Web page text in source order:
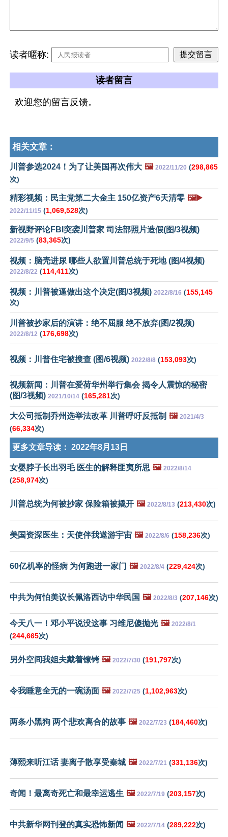
读者暱称:
读者留言
欢迎您的留言反馈。
相关文章：
川普参选2024！为了让美国再次伟大 🖼️ 2022/11/20 (298,865
次)
精彩视频：民主党第二大金主 150亿资产6天清零 🖼️▶️
2022/11/15 (1,069,528次)
新视野评论FBI突袭川普家 司法部照片造假(图/3视频)
2022/9/5 (83,365次)
视频：脑壳进尿 哪些人欲置川普总统于死地 (图/4视频)
2022/8/22 (114,411次)
视频：川普被逼做出这个决定(图/3视频) 2022/8/16 (155,145
次)
川普被抄家后的演讲：绝不屈服 绝不放弃(图/2视频)
2022/8/12 (176,698次)
视频：川普住宅被搜查 (图/6视频) 2022/8/8 (153,093次)
视频新闻：川普在爱荷华州举行集会 揭令人震惊的秘密
(图/3视频) 2021/10/14 (165,281次)
大公司抵制乔州选举法改革 川普呼吁反抵制 🖼️ 2021/4/3
(66,334次)
更多文章导读： 2022年8月13日
女婴脖子长出羽毛 医生的解释匪夷所思 🖼️ 2022/8/14
(258,974次)
川普总统为何被抄家 保险箱被撬开 🖼️ 2022/8/13 (213,430次)
美国资深医生：天使伴我遨游宇宙 🖼️ 2022/8/6 (158,236次)
60亿机率的怪病 为何跑进一家门 🖼️ 2022/8/4 (229,424次)
中共为何怕美议长佩洛西访中华民国 🖼️ 2022/8/3 (207,146次)
今天八一！邓小平说没这事 习维尼傻抛光 🖼️ 2022/8/1
(244,665次)
另外空间我姐夫戴着镣铐 🖼️ 2022/7/30 (191,797次)
令我睡意全无的一碗汤面 🖼️ 2022/7/25 (1,102,963次)
两条小黑狗 两个悲欢离合的故事 🖼️ 2022/7/23 (184,460次)
薄熙来听江话 妻离子散享受秦城 🖼️ 2022/7/21 (331,136次)
奇闻！最离奇死亡和最幸运逃生 🖼️ 2022/7/19 (203,157次)
中共新华网刊登的真实恐怖新闻 🖼️ 2022/7/14 (289,222次)